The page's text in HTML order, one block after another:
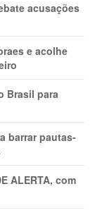
acusações
e acolhe
Brasil para
barrar pautas-
ALERTA, com